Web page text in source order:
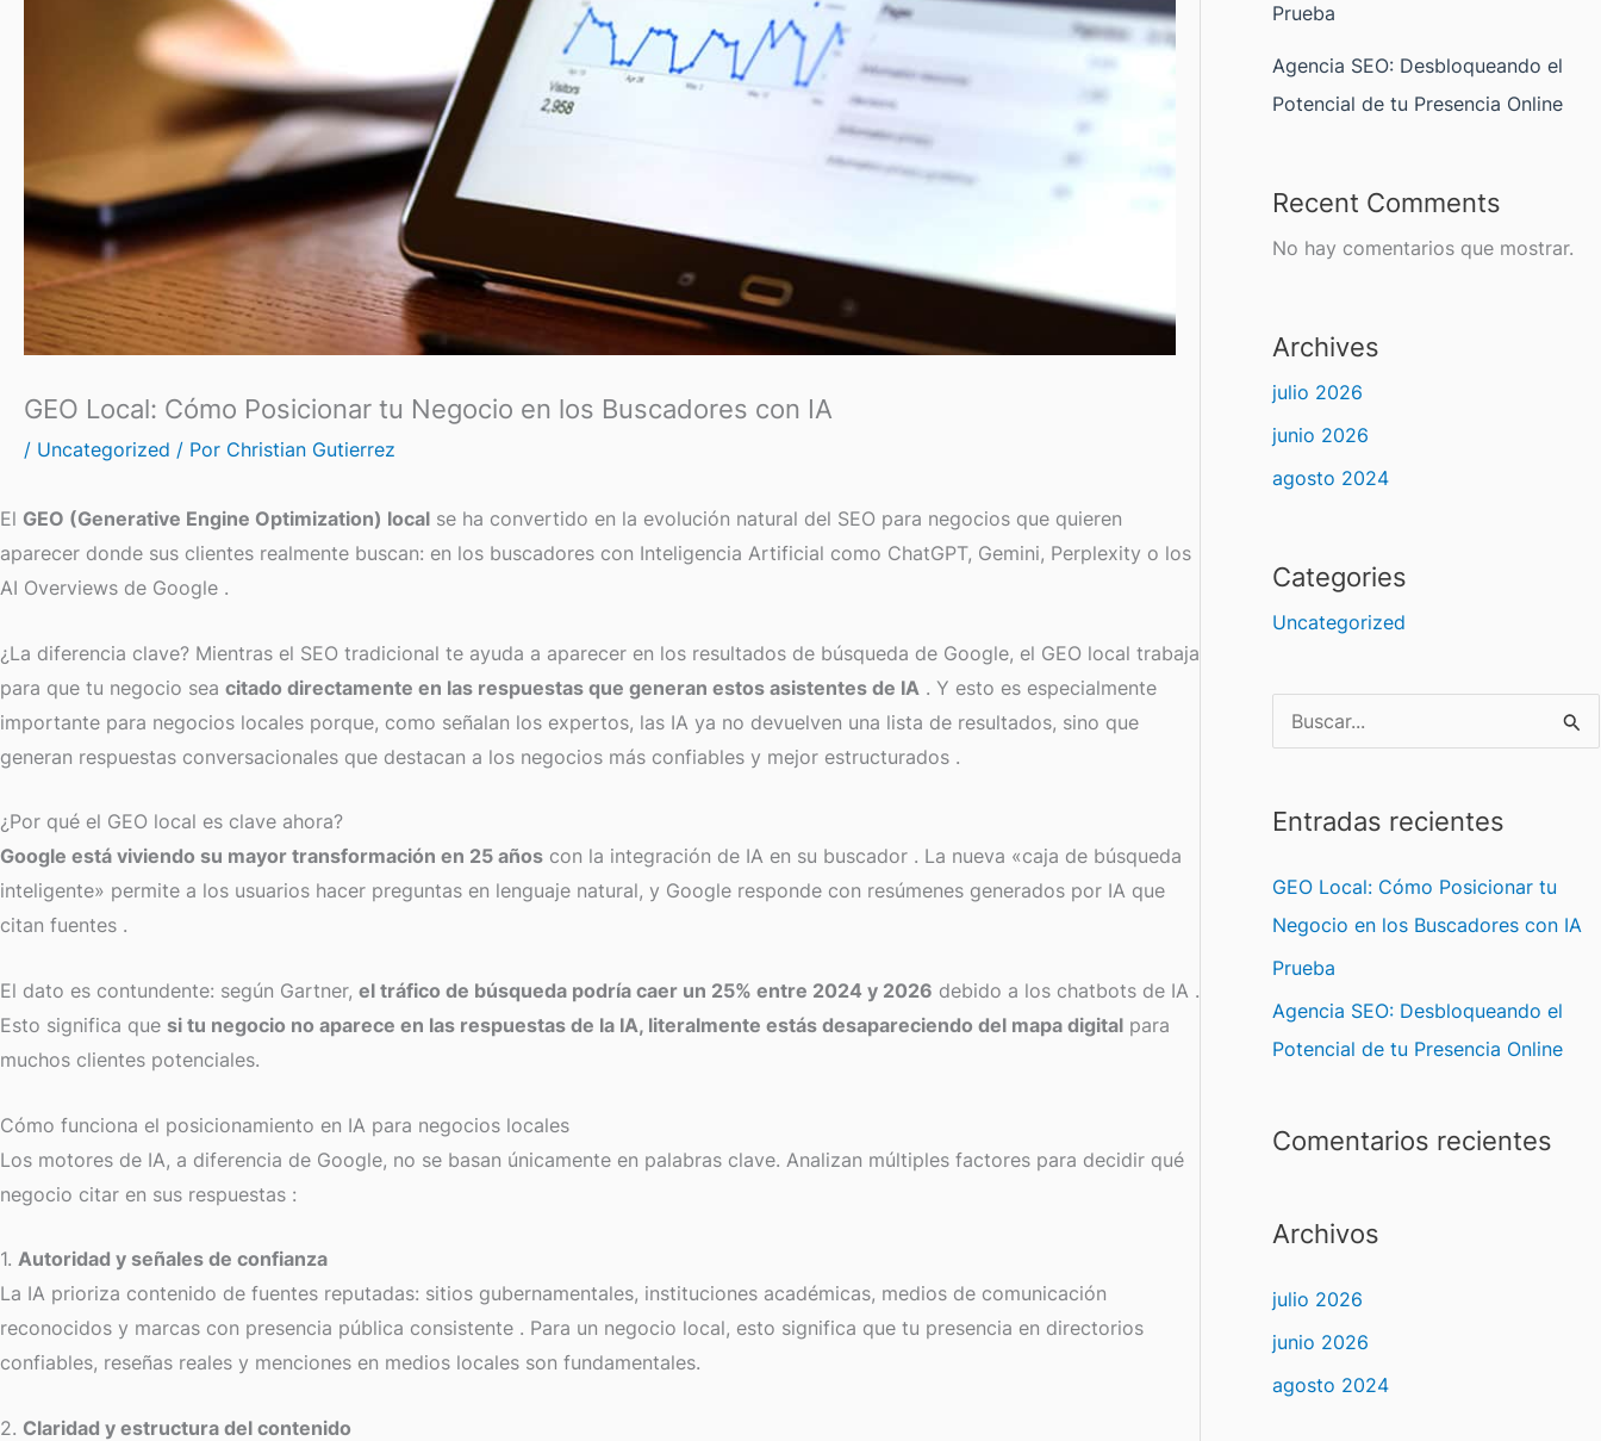
GEO Local: Cómo Posicionar tu Negocio en los Buscadores con IA
/ Uncategorized / Por Christian Gutierrez
El GEO (Generative Engine Optimization) local se ha convertido en la evolución natural del SEO para negocios que quieren
aparecer donde sus clientes realmente buscan: en los buscadores con Inteligencia Artificial como ChatGPT, Gemini, Perplexity o los
AI Overviews de Google .
¿La diferencia clave? Mientras el SEO tradicional te ayuda a aparecer en los resultados de búsqueda de Google, el GEO local trabaja
para que tu negocio sea citado directamente en las respuestas que generan estos asistentes de IA . Y esto es especialmente
importante para negocios locales porque, como señalan los expertos, las IA ya no devuelven una lista de resultados, sino que
generan respuestas conversacionales que destacan a los negocios más confiables y mejor estructurados .
¿Por qué el GEO local es clave ahora?
Google está viviendo su mayor transformación en 25 años con la integración de IA en su buscador . La nueva «caja de búsqueda
inteligente» permite a los usuarios hacer preguntas en lenguaje natural, y Google responde con resúmenes generados por IA que
citan fuentes .
El dato es contundente: según Gartner, el tráfico de búsqueda podría caer un 25% entre 2024 y 2026 debido a los chatbots de IA .
Esto significa que si tu negocio no aparece en las respuestas de la IA, literalmente estás desapareciendo del mapa digital para
muchos clientes potenciales.
Cómo funciona el posicionamiento en IA para negocios locales
Los motores de IA, a diferencia de Google, no se basan únicamente en palabras clave. Analizan múltiples factores para decidir qué
negocio citar en sus respuestas :
1. Autoridad y señales de confianza
La IA prioriza contenido de fuentes reputadas: sitios gubernamentales, instituciones académicas, medios de comunicación
reconocidos y marcas con presencia pública consistente . Para un negocio local, esto significa que tu presencia en directorios
confiables, reseñas reales y menciones en medios locales son fundamentales.
2. Claridad y estructura del contenido
Prueba
Agencia SEO: Desbloqueando el
Potencial de tu Presencia Online
Recent Comments
No hay comentarios que mostrar.
Archives
julio 2026
junio 2026
agosto 2024
Categories
Uncategorized
a
r
p
Entradas recientes
GEO Local: Cómo Posicionar tu
Negocio en los Buscadores con IA
Prueba
Agencia SEO: Desbloqueando el
Potencial de tu Presencia Online
Comentarios recientes
Archivos
julio 2026
junio 2026
agosto 2024